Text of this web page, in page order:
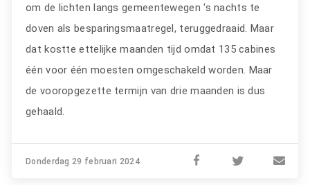
om de lichten langs gemeentewegen 's nachts te
doven als besparingsmaatregel, teruggedraaid. Maar
dat kostte ettelijke maanden tijd omdat 135 cabines
één voor één moesten omgeschakeld worden. Maar
de vooropgezette termijn van drie maanden is dus
gehaald.
Donderdag 29 februari 2024